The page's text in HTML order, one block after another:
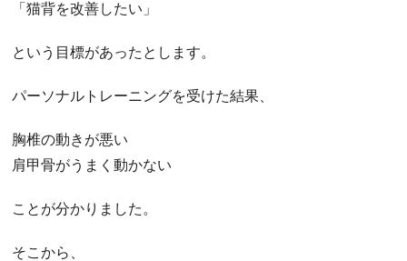
「猫背を改善したい」
という目標があったとします。
パーソナルトレーニングを受けた結果、
胸椎の動きが悪い
肩甲骨がうまく動かない
ことが分かりました。
そこから、